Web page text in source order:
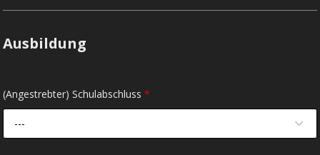
Ausbildung
(Angestrebter) Schulabschluss*
---